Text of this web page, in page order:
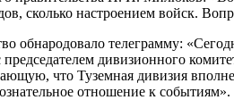
сколько настроением войск.
обнародовало телеграмму:
председателем дивизионного
что Туземная дивизия
отношение к событиям».